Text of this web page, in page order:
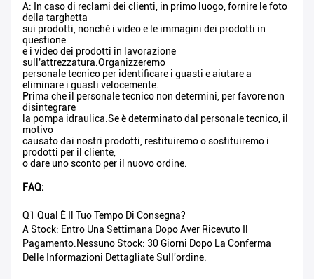
A: In caso di reclami dei clienti, in primo luogo, fornire le foto
della targhetta
sui prodotti, nonché i video e le immagini dei prodotti in
questione
e i video dei prodotti in lavorazione
sull'attrezzatura.Organizzeremo
personale tecnico per identificare i guasti e aiutare a
eliminare i guasti velocemente.
Prima che il personale tecnico non determini, per favore non
disintegrare
la pompa idraulica.Se è determinato dal personale tecnico, il
motivo
causato dai nostri prodotti, restituiremo o sostituiremo i
prodotti per il cliente,
o dare uno sconto per il nuovo ordine.
FAQ:
Q1 Qual È Il Tuo Tempo Di Consegna?
A Stock: Entro Una Settimana Dopo Aver Ricevuto Il
Pagamento.Nessuno Stock: 30 Giorni Dopo La Conferma
Delle Informazioni Dettagliate Sull'ordine.